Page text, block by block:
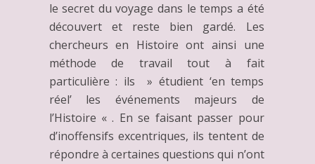
le secret du voyage dans le temps a été
découvert et reste bien gardé. Les
chercheurs en Histoire ont ainsi une
méthode de travail tout à fait
particulière : ils » étudient ‘en temps
réel’ les événements majeurs de
l’Histoire « . En se faisant passer pour
d’inoffensifs excentriques, ils tentent de
répondre à certaines questions qui n’ont